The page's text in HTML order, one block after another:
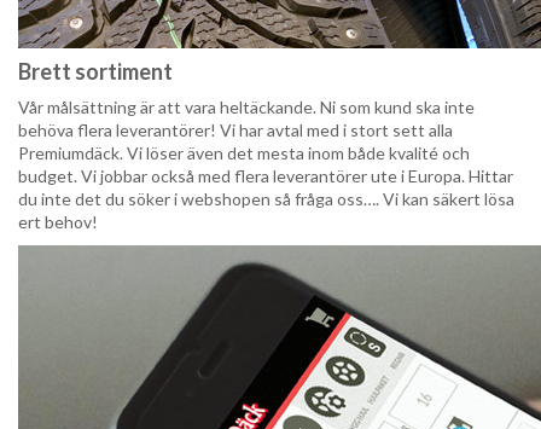
Brett sortiment
Vår målsättning är att vara heltäckande. Ni som kund ska inte
behöva flera leverantörer! Vi har avtal med i stort sett alla
Premiumdäck. Vi löser även det mesta inom både kvalité och
budget. Vi jobbar också med flera leverantörer ute i Europa. Hittar
du inte det du söker i webshopen så fråga oss…. Vi kan säkert lösa
ert behov!